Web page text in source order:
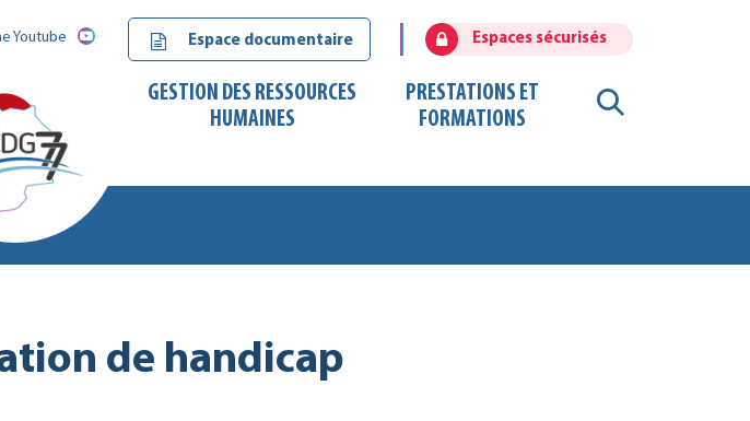
Youtube Espace documentaire Espaces sécurisés
GESTION DES RESSOURCES
HUMAINES
PRESTATIONS ET
FORMATIONS
de handicap